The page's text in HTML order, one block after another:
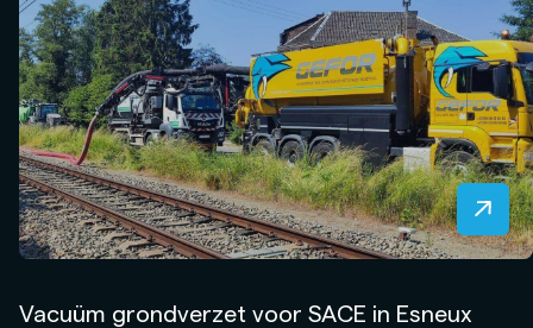
Vacuüm grondverzet voor SACE in Esneux